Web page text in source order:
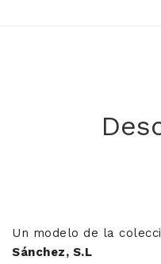
Un modelo de la
Sánchez, S.L